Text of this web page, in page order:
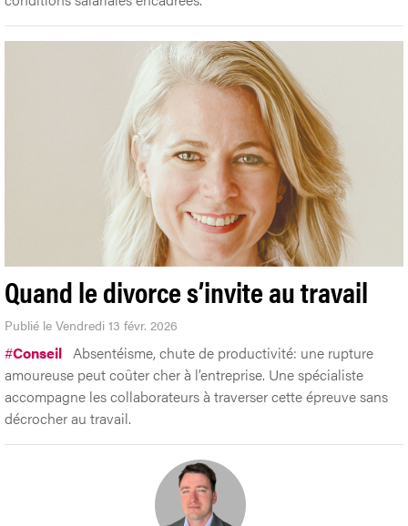
Quand le divorce s’invite au travail
Publié le Vendredi 13 févr. 2026
#Conseil Absentéisme, chute de productivité: une rupture
amoureuse peut coûter cher à l’entreprise. Une spécialiste
accompagne les collaborateurs à traverser cette épreuve sans
décrocher au travail.